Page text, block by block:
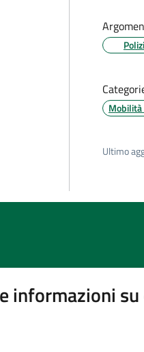
Ultimo
informazioni